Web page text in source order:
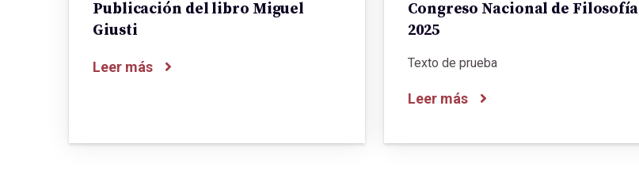
Publicación del libro Miguel
Giusti
Leer más
Congreso Nacional de Filosofía
2025
Texto de prueba
Leer más